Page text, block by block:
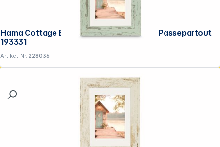
Hama Cottage Braun 20x30 Kunstst.inkl.Passepartout
193331
Artikel-Nr.:228036